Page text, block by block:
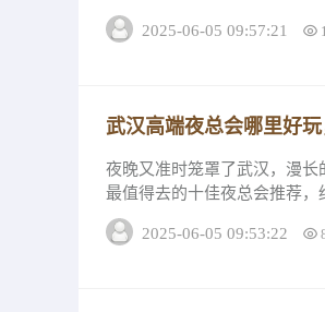
下手，下面跟小编一起看看“武
2025-06-05 09:57:21
武汉高端夜总会哪里好
夜晚又准时笼罩了武汉，漫
最值得去的十佳夜总会推荐
端夜总会详情。好玩夜总会推
2025-06-05 09:53:22